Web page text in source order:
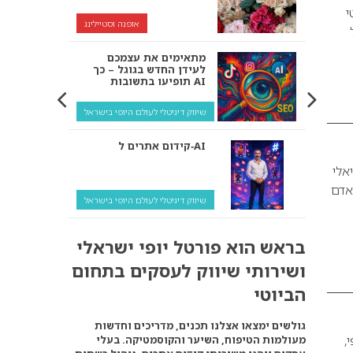
אופנה וסטיילינג
מתאימים את עצמכם
לעידן החדש בגוגל – כך
תופיעו בתשובות AI
שיווק דיגיטלי לעולם היופי בישראל
קידום אתרים ל‑AI
שיווק דיגיטלי לעולם היופי בישראל
ולמה העסק שלך צריך
להתאים את עצמו אליהם?
קידום ל‑AI לעומת קידום
רגיל: איפה הכסף נמצא
באמת?
בראש הוא פורטל יופי ישראלי
ושירותי שיווק לעסקים בתחום
הביוטי
גולשים ימצאו אצלנו תכנים, מדריכים וחדשות
מעולמות הטיפוח, השיער והקוסמטיקה. בעלי